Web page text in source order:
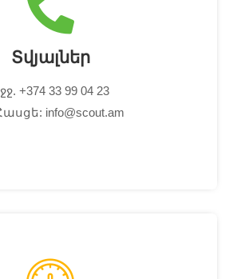
Տվյալներ
+374 33 99 04 23
info@scout.am